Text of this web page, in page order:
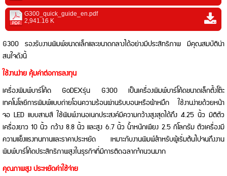
G300_quick_guide_en.pdf
2,941.16 K
G300 รองรับงานพิมพ์ขนาดเล็กและขนาดกลางได้อย่างมีประสิทธิภาพ มีคุณสมบัติน่า
สนใจดังนี้
ใช้งานง่าย คุ้มค่าต่อการลงทุน
เครื่องพิมพ์บาร์โค้ด GoDEXรุ่น G300 เป็นเครื่องพิมพ์บาร์โค้ดขนาดเล็กตั้งโต๊ะ
เทคโนโลยีการพิมพ์แบบถ่ายโอนความร้อนผ่านริบบอนหรือผ้าหมึก ใช้งานง่ายด้วยหน้า
จอ LED แบบสามสี ใช้พิมพ์งานอเนกประสงค์มีความกว้างสูงสุดได้ถึง 4.25 นิ้ว มิติตัว
เครื่องยาว 10 นิ้ว กว้าง 8.8 นิ้ว และสูง 6.7 นิ้ว น้ำหนักเพียง 2.5 กิโลกรัม ตัวเครื่องมี
ความแข็งแรงทนทานและราคาประหยัด เหมาะกับงานพิมพ์สำหรับผู้เริ่มต้นไปจนถึงงาน
พิมพ์บาร์โค้ดประสิทธิภาพสูงในธุรกิจที่มีการติดฉลากจำนวนมาก
คุณภาพสูง ประหยัดค่าใช้จ่าย